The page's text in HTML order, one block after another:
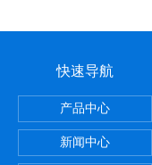
快速导航
产品中心
新闻中心